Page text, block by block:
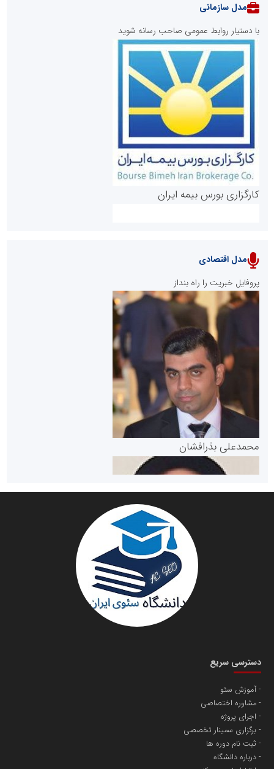
روابط عمومی خبرگزاری گزارش خبر
پایگاه خبری نهضت ملی مسکن
پایگاه خبری گفتمان یزد
دانشگاه سئوی ایران
مدل سازمانی
با دستیار روابط عمومی صاحب رسانه شوید
کارگزاری بورس بیمه ایران
سازمان بورس و اوراق بهادار
مرجع اخبار موثق در بازارسرمایه
سازمان صنعت،معدن و تجارت
آهن و فولاد غدیر ایرانیان
تامین آهن اسفنجی تولیدکنندگان فولاد در کشور
مدل اقتصادی
پروفایل خبریت را راه بنداز
محمدعلی بذرافشان
مریم حاج نوروز نظری
دسترسی سریع
آموزش سئو
مشاوره اختصاصی
اجرای پروژه
برگزاری سمینار تخصصی
ثبت نام دوره ها
درباره دانشگاه